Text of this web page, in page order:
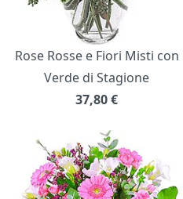
Rose Rosse e Fiori Misti con
Verde di Stagione
37,80€